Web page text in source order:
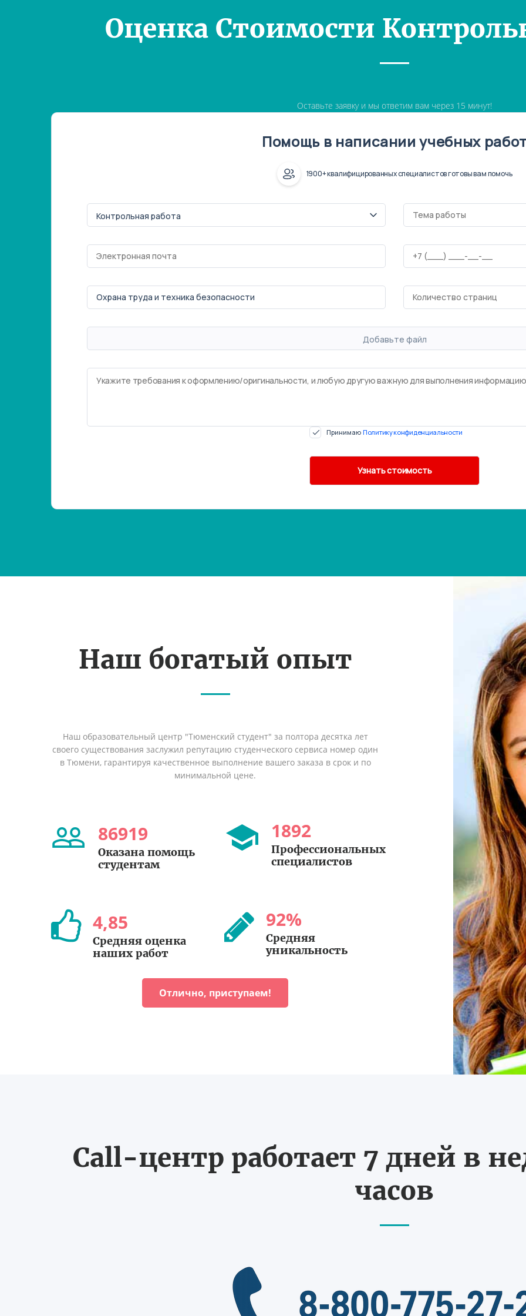
Оценка Стоимости
Оставьте заявку и мы ответим вам через 15 минут!
Помощь в написании учебных
1900+ квалифицированных специалистов готовы вам помочь
Добавьте файл
Принимаю Политику конфиденциальности
Наш богатый опыт
Наш образовательный центр "Тюменский студент" за полтора десятка лет
своего существования заслужил репутацию студенческого сервиса номер один
в Тюмени, гарантируя качественное выполнение вашего заказа в срок и по
минимальной цене.
86919
Оказана помощь
студентам
1892
Профессиональных
специалистов
4,85
Средняя оценка
наших работ
92%
Средняя
уникальность
Отлично, приступаем!
Call-центр работает 7 дней в
часов